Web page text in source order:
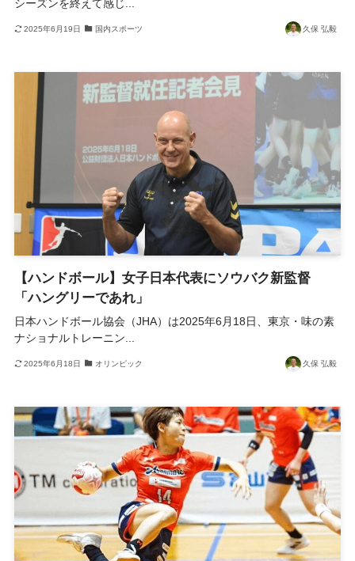
シーズンを終えて感じ...
2025年6月19日 国内スポーツ 久保 弘毅
【ハンドボール】女子日本代表にソウバク新監督
「ハングリーであれ」
日本ハンドボール協会（JHA）は2025年6月18日、東京・味の素
ナショナルトレーニン...
2025年6月18日 オリンピック 久保 弘毅